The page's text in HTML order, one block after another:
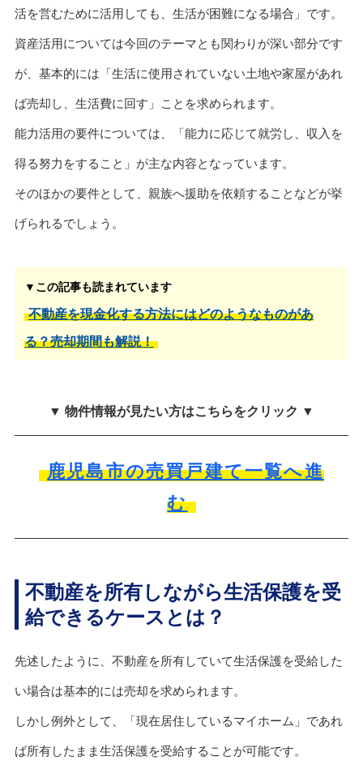
活を営むために活用しても、生活が困難になる場合」です。
資産活用については今回のテーマとも関わりが深い部分です
が、基本的には「生活に使用されていない土地や家屋があれ
ば売却し、生活費に回す」ことを求められます。
能力活用の要件については、「能力に応じて就労し、収入を
得る努力をすること」が主な内容となっています。
そのほかの要件として、親族へ援助を依頼することなどが挙
げられるでしょう。
▼この記事も読まれています
不動産を現金化する方法にはどのようなものがあ
る？売却期間も解説！
▼ 物件情報が見たい方はこちらをクリック ▼
鹿児島市の売買戸建て一覧へ進
む
不動産を所有しながら生活保護を受
給できるケースとは？
先述したように、不動産を所有していて生活保護を受給した
い場合は基本的には売却を求められます。
しかし例外として、「現在居住しているマイホーム」であれ
ば所有したまま生活保護を受給することが可能です。